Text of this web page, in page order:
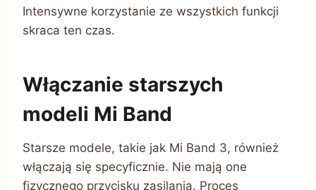
Intensywne korzystanie ze wszystkich funkcji
skraca ten czas.
Włączanie starszych
modeli Mi Band
Starsze modele, takie jak Mi Band 3, również
włączają się specyficznie. Nie mają one
fizycznego przycisku zasilania. Proces